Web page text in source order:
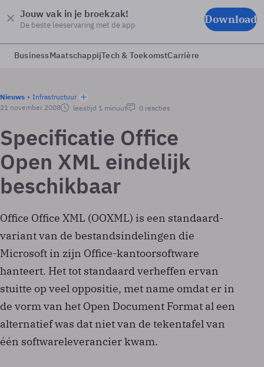
Jouw vak in je broekzak!
De beste leeservaring met de app Download
BusinessMaatschappijTech & ToekomstCarrière
Nieuws
Infrastructuur
21 november 2008
leestijd 1 minuut 0 reacties
Specificatie Office
Open XML eindelijk
beschikbaar
Office Office XML (OOXML) is een standaard-
variant van de bestandsindelingen die
Microsoft in zijn Office-kantoorsoftware
hanteert. Het tot standaard verheffen ervan
stuitte op veel oppositie, met name omdat er in
de vorm van het Open Document Format al een
alternatief was dat niet van de tekentafel van
één softwareleverancier kwam.